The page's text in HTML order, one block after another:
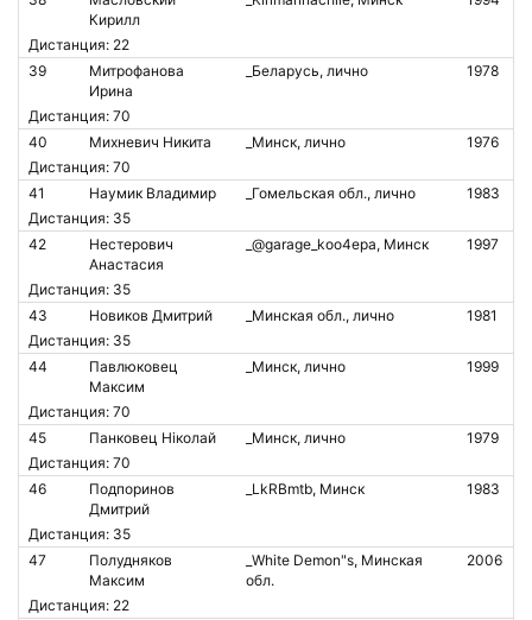
Кирилл
Дистанция: 22
39
Митрофанова
Ирина
_Беларусь, лично 1978
Дистанция: 70
40
Михневич Никита _Минск, лично
1976
Дистанция: 70
41
Наумик Владимир _Гомельская обл., лично
1983
Дистанция: 35
42
Нестерович
Анастасия
_@garage_koo4epa, Минск 1997
Дистанция: 35
43
Новиков Дмитрий _Минская обл., лично
1981
Дистанция: 35
44
Павлюковец
Максим
_Минск, лично 1999
Дистанция: 70
45
Панковец Ніколай _Минск, лично
1979
Дистанция: 70
46
Подпоринов
Дмитрий
_LkRBmtb, Минск 1983
Дистанция: 35
47
Полудняков
Максим
_White Demon"s, Минская
обл.
2006
Дистанция: 22